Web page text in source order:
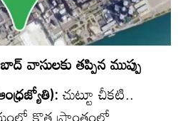
తప్పిన ముప్పు
చుట్టూ చీకటి..